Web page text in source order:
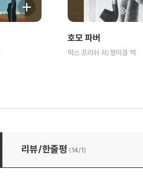
호모 파버
막스 프리쉬 저/정미경 역
리뷰/한줄평 (14/1)